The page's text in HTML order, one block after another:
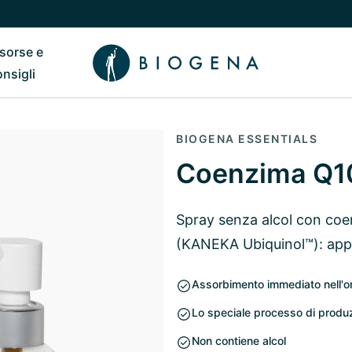
il sottomenu di Chi siamo
e
Riavvia il sottomenu di Risorse e consigli
BIOGENA ESSENTIALS
Coenzima
Spray senza alcol con
(KANEKA Ubiquinol™):
Assorbimento immediato
Lo speciale processo di
Non contiene alcol